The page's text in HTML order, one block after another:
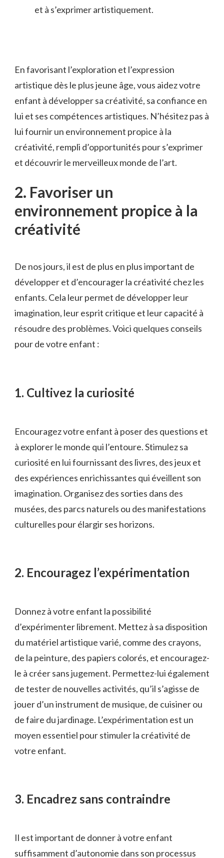
et à s’exprimer artistiquement.
En‍ favorisant l’exploration et ⁤l’expression
⁢artistique⁢ dès ⁤le ​plus jeune âge,‌ vous aidez votre⁢
enfant‍ à développer sa créativité, sa confiance en
lui⁣ et ⁢ses compétences​ artistiques. N’hésitez pas à
‍lui fournir un ‍environnement propice ‌à la
créativité, rempli ‌d’opportunités pour‍ s’exprimer
et‌ découvrir ​le merveilleux monde‌ de l’art.
2. Favoriser‌ un
‌environnement propice à la ​
créativité
De ‌nos jours, il est de plus en plus important de
développer et ⁣d’encourager la créativité chez les
enfants. Cela leur permet de développer leur
imagination, leur⁢ esprit critique et leur capacité à
⁢résoudre des ⁢problèmes. Voici quelques conseils
⁤pour de votre enfant :
1. Cultivez la curiosité
Encouragez ‌votre enfant à​ poser des ​questions et
à explorer⁣ le ​monde qui l’entoure. ⁢Stimulez sa
curiosité en lui⁢ fournissant des livres, des⁤ jeux et
des‍ expériences enrichissantes ⁢qui éveillent son⁢
imagination. Organisez des sorties ‌dans des
musées, ‌des parcs naturels‌ ou⁤ des manifestations
culturelles pour‌ élargir ses horizons.
2. Encouragez l’expérimentation
Donnez à ​votre enfant la possibilité
d’expérimenter librement. Mettez ‍à sa disposition
du ‍matériel artistique varié, comme des ‌crayons,
de ⁢la ⁤peinture, des papiers colorés, et encouragez-
le à créer sans jugement. Permettez-lui ⁣également
de ‌tester de nouvelles activités, qu’il s’agisse de
‌jouer d’un⁤ instrument de musique, ‌de cuisiner ou
de faire du jardinage.‌ L’expérimentation est un
⁤moyen essentiel pour stimuler la⁣ créativité‍ de
votre enfant.
3. Encadrez sans⁣ contraindre
Il est important ‍de ‌donner à votre enfant
suffisamment d’autonomie ⁢dans son processus⁣